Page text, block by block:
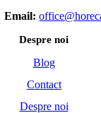
Email:
Despre noi
Blog
Contact
Despre noi